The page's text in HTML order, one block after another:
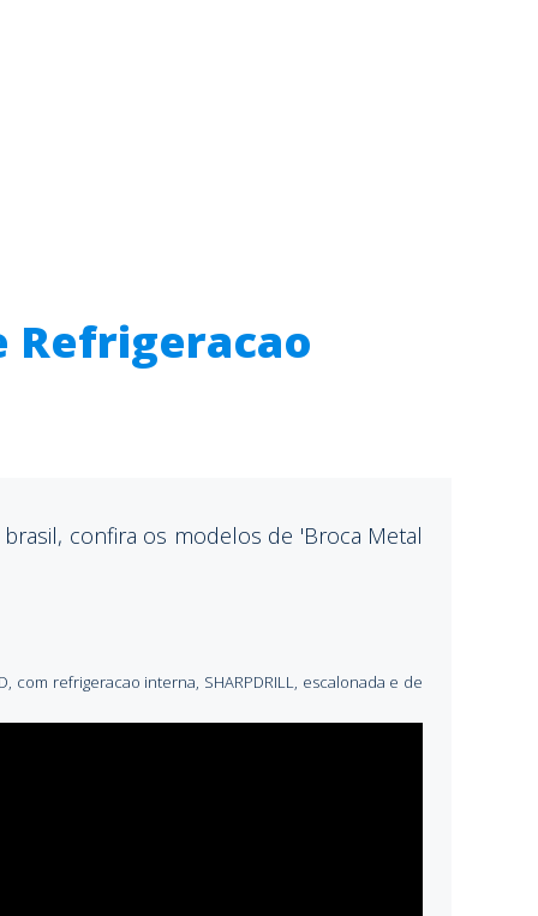
Refrigeracao
confira os modelos de 'Broca Metal
com refrigeracao interna, SHARPDRILL, escalonada e de